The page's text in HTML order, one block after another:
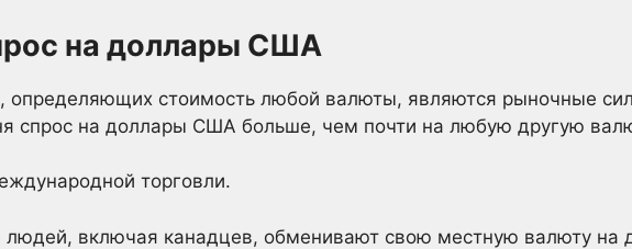
на доллары США
определяющих стоимость любой валюты, являются рыночные
спрос на доллары США больше, чем почти на любую другую
торговли.
людей, включая канадцев, обменивают свою местную валюту на